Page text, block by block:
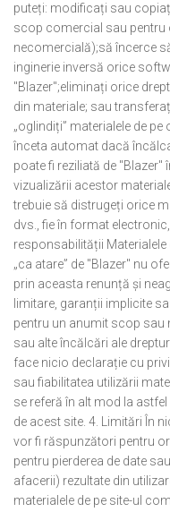
puteți: modificați sau
scop comercial sau pentru
necomercială);să încerce
inginerie inversă orice
"Blazer";eliminați orice
din materiale; sau
„oglindiți” materialele de
înceta automat dacă
poate fi reziliată de
vizualizării acestor
trebuie să distrugeți orice
dvs., fie în format
responsabilității
„ca atare” de "Blazer" nu
prin aceasta renunță și
limitare, garanții implicite
pentru un anumit scop sau
sau alte încălcări ale
face nicio declarație cu
sau fiabilitatea utilizării
se referă în alt mod la
de acest site. 4. Limitări În
vor fi răspunzători pentru
pentru pierderea de date
afacerii) rezultate din
materialele de pe site-ul